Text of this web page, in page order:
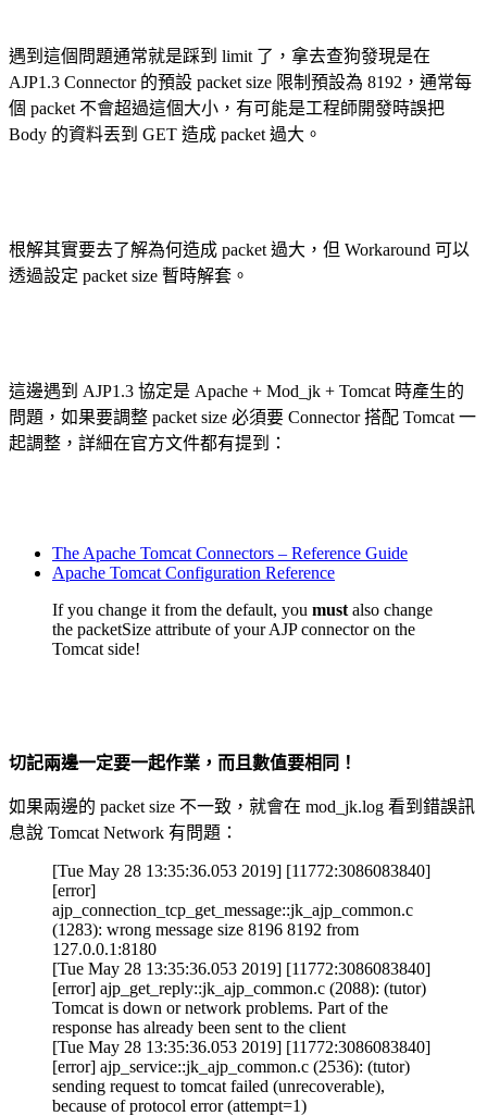
遇到這個問題通常就是踩到 limit 了，拿去查狗發現是在
AJP1.3 Connector 的預設 packet size 限制預設為 8192，通常每
個 packet 不會超過這個大小，有可能是工程師開發時誤把
Body 的資料丟到 GET 造成 packet 過大。
根解其實要去了解為何造成 packet 過大，但 Workaround 可以
透過設定 packet size 暫時解套。
這邊遇到 AJP1.3 協定是 Apache + Mod_jk + Tomcat 時產生的
問題，如果要調整 packet size 必須要 Connector 搭配 Tomcat 一
起調整，詳細在官方文件都有提到：
The Apache Tomcat Connectors – Reference Guide
Apache Tomcat Configuration Reference
If you change it from the default, you must also change
the packetSize attribute of your AJP connector on the
Tomcat side!
切記兩邊一定要一起作業，而且數值要相同！
如果兩邊的 packet size 不一致，就會在 mod_jk.log 看到錯誤訊
息說 Tomcat Network 有問題：
[Tue May 28 13:35:36.053 2019] [11772:3086083840]
[error]
ajp_connection_tcp_get_message::jk_ajp_common.c
(1283): wrong message size 8196 8192 from
127.0.0.1:8180
[Tue May 28 13:35:36.053 2019] [11772:3086083840]
[error] ajp_get_reply::jk_ajp_common.c (2088): (tutor)
Tomcat is down or network problems. Part of the
response has already been sent to the client
[Tue May 28 13:35:36.053 2019] [11772:3086083840]
[error] ajp_service::jk_ajp_common.c (2536): (tutor)
sending request to tomcat failed (unrecoverable),
because of protocol error (attempt=1)